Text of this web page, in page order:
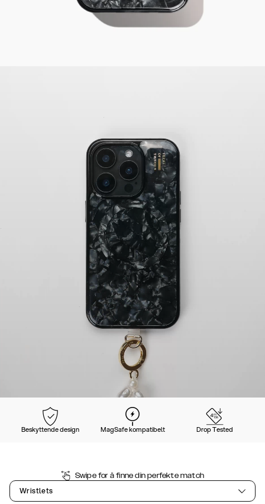
Beskyttende design MagSafe kompatibelt Drop Tested
Swipe for å finne din perfekte match
Wristlets